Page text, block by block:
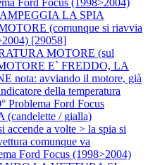
LA SPIA
(comunque si riavvia
[29058]
MOTORE (sul
E` FREDDO, LA
nota: avviando il motore, già
della temperatura
Problema Ford Focus
(candelette / gialla)
accende a volte > la spia si
comunque va
Ford Focus (1998>2004)